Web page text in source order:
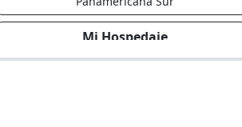
Mi Hospedaje
Hospedaje en Mz. G - Lote 7, Santa Cruz.